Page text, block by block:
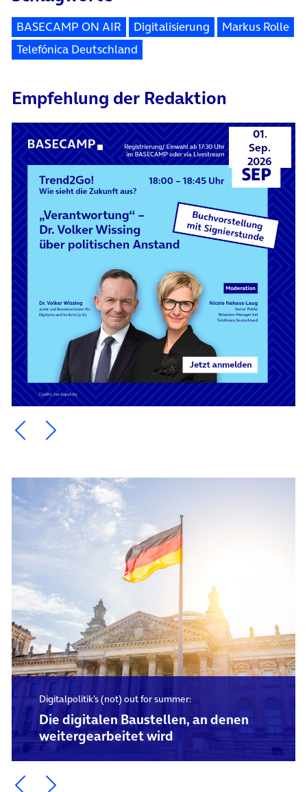
BASECAMP ON AIR Digitalisierung
Markus Rolle
Telefónica Deutschland
Empfehlung der Redaktion
01.
Sep.
2026
Ein Element zurück blättern
Ein Element weiter blättern
Digitalpolitik’s (not) out for summer:
Die digitalen Baustellen, an denen
weitergearbeitet wird
Ein Element zurück blättern
Ein Element weiter blättern